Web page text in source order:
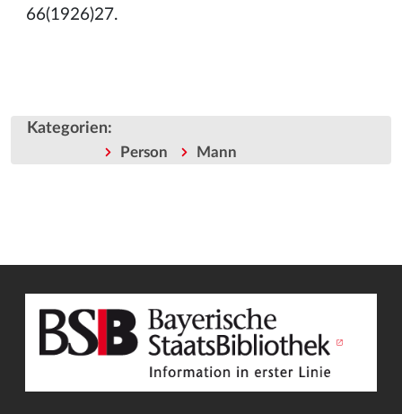
66(1926)27.
Kategorien:
Person Mann